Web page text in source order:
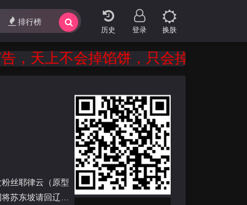
登录 换肤
排行榜
天上不会掉馅饼，只会掉陷阱。
丝耶律云（原型
苏东坡请回辽